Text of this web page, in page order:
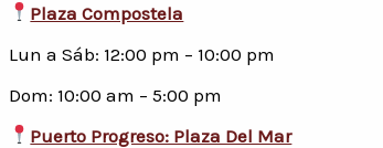
Plaza Compostela
Lun a Sáb: 12:00 pm – 10:00 pm
Dom: 10:00 am – 5:00 pm
Puerto Progreso: Plaza Del Mar